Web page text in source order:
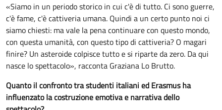
«Siamo in un periodo storico in cui c'è di tutto. Ci sono guerre,
c'è fame, c'è cattiveria umana. Quindi a un certo punto noi ci
siamo chiesti: ma vale la pena continuare con questo mondo,
con questa umanità, con questo tipo di cattiveria? O magari
finire? Un asteroide colpisce tutto e si riparte da zero. Da qui
nasce lo spettacolo», racconta Graziana Lo Brutto.
Quanto il confronto tra studenti italiani ed Erasmus ha
influenzato la costruzione emotiva e narrativa dello